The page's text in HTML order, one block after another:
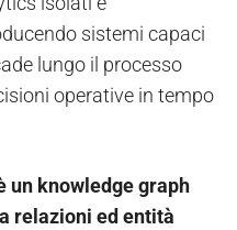
sistemi capaci
lungo il processo
operative in tempo
un knowledge graph
relazioni ed entità